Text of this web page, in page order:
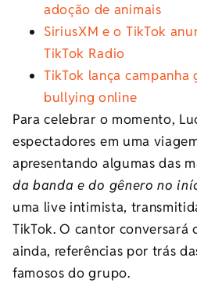
adoção de animais
SiriusXM e o TikTok
TikTok Radio
TikTok lança
bullying online
Para celebrar o momento,
espectadores em uma
apresentando algumas das
da banda e do gênero no
uma live intimista,
TikTok. O cantor conversará
ainda, referências por trás
famosos do grupo.